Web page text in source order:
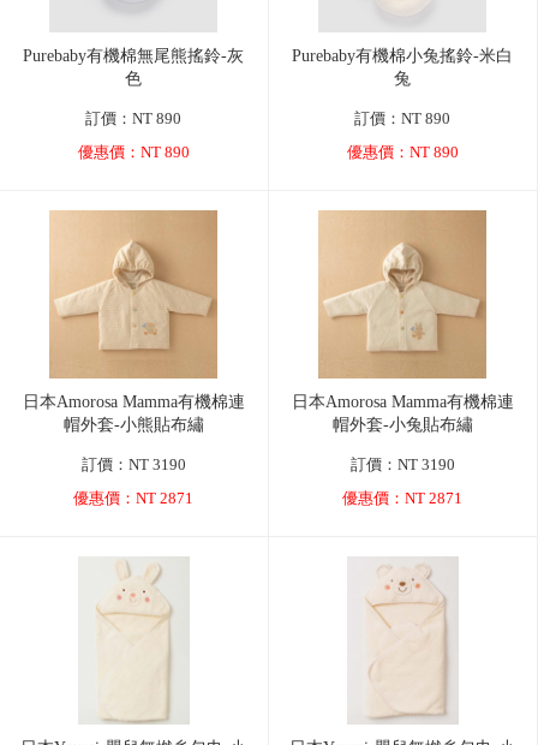
Purebaby有機棉無尾熊搖鈴-灰
色
訂價：NT 890
優惠價：NT 890
Purebaby有機棉小兔搖鈴-米白
兔
訂價：NT 890
優惠價：NT 890
日本Amorosa Mamma有機棉連
帽外套-小熊貼布繡
訂價：NT 3190
優惠價：NT 2871
日本Amorosa Mamma有機棉連
帽外套-小兔貼布繡
訂價：NT 3190
優惠價：NT 2871